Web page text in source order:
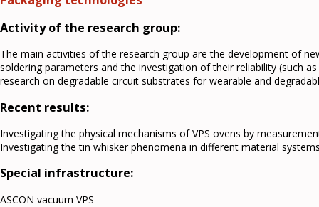
Activity of the research group:
The main activities of the research group are the development of
soldering parameters and the investigation of their reliability (such
research on degradable circuit substrates for wearable and
Recent results:
Investigating the physical mechanisms of VPS ovens by
Investigating the tin whisker phenomena in different material
Special infrastructure:
ASCON vacuum VPS